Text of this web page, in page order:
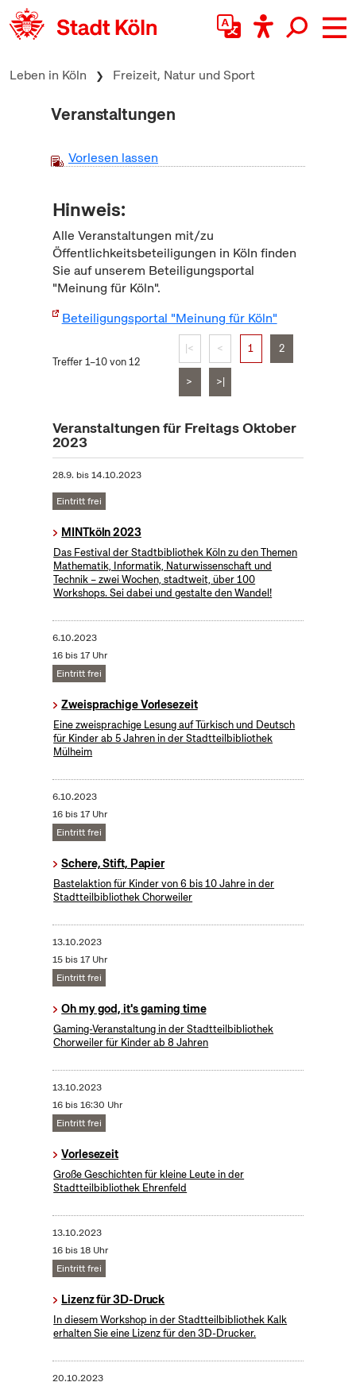
zum Inhalt springen
Leben in Köln Freizeit, Natur und Sport
Veranstaltungen
Vorlesen lassen
Hinweis:
Alle Veranstaltungen mit/zu
Öffentlichkeitsbeteiligungen in Köln finden
Sie auf unserem Beteiligungsportal
"Meinung für Köln".
Beteiligungsportal "Meinung für Köln"
Treffer 1–10 von 12
|< < 1 2
> >|
Veranstaltungen für Freitags Oktober
2023
28.9. bis14.10.2023
Eintritt frei
MINTköln 2023
Das Festival der Stadtbibliothek Köln zu den Themen
Mathematik, Informatik, Naturwissenschaft und
Technik – zwei Wochen, stadtweit, über 100
Workshops. Sei dabei und gestalte den Wandel!
6.10.2023
16 bis 17 Uhr
Eintritt frei
Zweisprachige Vorlesezeit
Eine zweisprachige Lesung auf Türkisch und Deutsch
für Kinder ab 5 Jahren in der Stadtteilbibliothek
Mülheim
6.10.2023
16 bis 17 Uhr
Eintritt frei
Schere, Stift, Papier
Bastelaktion für Kinder von 6 bis 10 Jahre in der
Stadtteilbibliothek Chorweiler
13.10.2023
15 bis 17 Uhr
Eintritt frei
Oh my god, it's gaming time
Gaming-Veranstaltung in der Stadtteilbibliothek
Chorweiler für Kinder ab 8 Jahren
13.10.2023
16 bis 16:30 Uhr
Eintritt frei
Vorlesezeit
Große Geschichten für kleine Leute in der
Stadtteilbibliothek Ehrenfeld
13.10.2023
16 bis 18 Uhr
Eintritt frei
Lizenz für 3D-Druck
In diesem Workshop in der Stadtteilbibliothek Kalk
erhalten Sie eine Lizenz für den 3D-Drucker.
20.10.2023